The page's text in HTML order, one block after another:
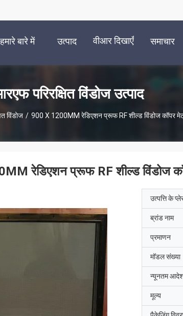
हमारे बारे में उत्पाद वीआर दिखाएँ समाचार
परिरक्षित विंडोज उत्पाद
विंडोज / 900 X 1200MM रेडिएशन प्रूफ RF शील्ड विंडोज कॉपर
रेडिएशन प्रूफ RF शील्ड विंडोज
उत्पत्ति के
ब्रांड नाम
प्रमाणन
मॉडल संख्या
न्यूनतम आदेश
मूल्य